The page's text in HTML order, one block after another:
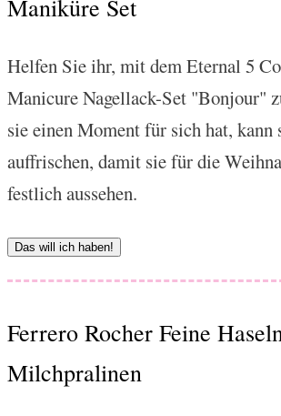
Maniküre Set
Helfen Sie ihr, mit dem Eternal 5
Manicure Nagellack-Set "Bonjour"
sie einen Moment für sich hat, kann
auffrischen, damit sie für die
festlich aussehen.
Das will ich haben!
Ferrero Rocher Feine
Milchpralinen